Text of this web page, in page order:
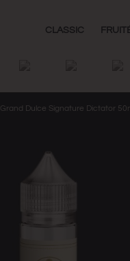
CLASSIC
Grand Dulce Signature Dictator